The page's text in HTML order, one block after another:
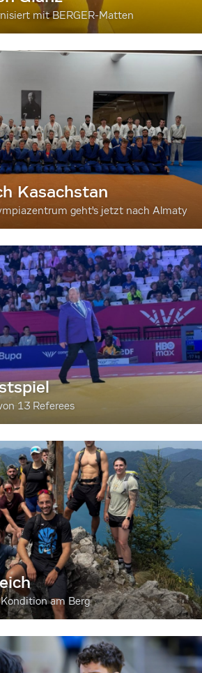
mit BERGER-Matten
Kasachstan
geht's jetzt nach Almaty
13 Referees
am Berg